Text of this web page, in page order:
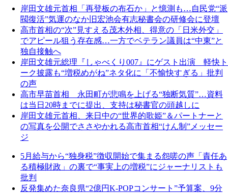
岸田文雄元首相「再登板の布石か」と憶測も…自民党“派
閥復活”気運のなか旧宏池会有志秘書会の研修会に登壇
高市首相の“次”見すえる茂木外相、得意の「日米外交」
でアピール狙う存在感…一方でベテラン議員は“中東”と
独自接触へ
岸田文雄元総理『しゃべくり007』にゲスト出演 軽快ト
ーク披露も“増税めがね”ネタ化に「不愉快すぎる」批判
の声
高市早苗首相 永田町が悲鳴を上げる“独断気質”…資料
は当日20時までに提出、支持は秘書官の頭越しに
岸田文雄元首相、来日中の“世界的歌姫”＆パートナーと
の写真を公開でささやかれる高市首相“けん制”メッセー
ジ
5月給与から“独身税”徴収開始で集まる怨嗟の声「責任あ
る積極財政」の裏で“事実上の増税”にジャーナリストも
批判
反発集めた奈良県“2億円K-POPコンサート”予算案、9分